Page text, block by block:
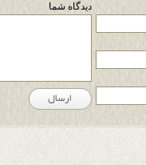
دیدگاه شما